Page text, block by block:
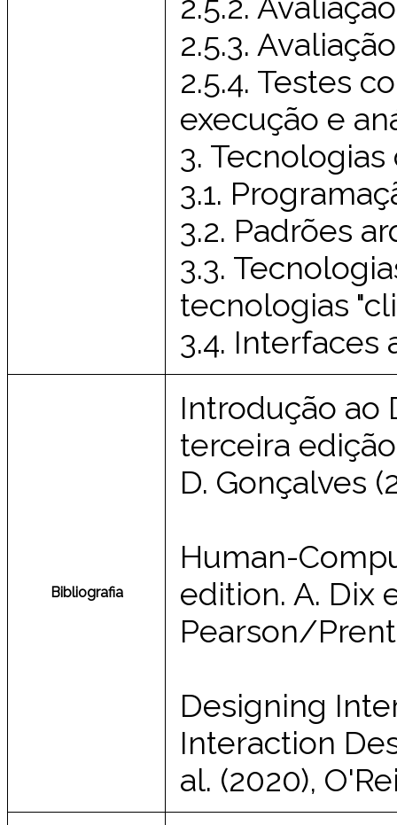
2.5.3.
2.5.4. Testes
execução e
3.
3.1.
3.2. Padrões
3.3.
tecnologias
3.4. Interfaces
Bibliografia
Introdução ao
terceira
D. Gonçalves
Human-
edition. A. Dix
Pearson/
Designing
Interaction
al. (2020),